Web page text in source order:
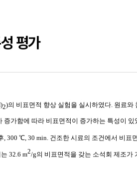
평가
2)의 비표면적 향상 실험을 실시하였다 원료와
증가함에 따라 비표면적이 증가하는 특성이 있
, 300 ℃ , 30 min. 건조한 시료의 조건에서 비표
32.6 m2/g의 비표면적을 갖는 소석회 제조가